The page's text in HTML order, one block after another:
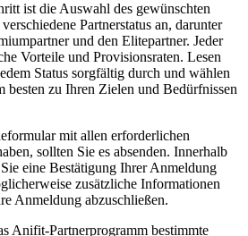
ist die ⁤Auswahl ‌des gewünschten
Partnerstatus an, darunter
und den Elitepartner. Jeder
Vorteile und Provisionsraten.⁤ Lesen
Status sorgfältig durch ‍und ⁣wählen
besten zu Ihren Zielen und‌ Bedürfnissen
⁤mit allen erforderlichen
sollten ​Sie es absenden. ‌Innerhalb
eine Bestätigung Ihrer Anmeldung
zusätzliche Informationen
Anmeldung abzuschließen.
Anifit-Partnerprogramm bestimmte